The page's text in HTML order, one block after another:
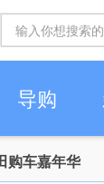
导购
购车嘉年华